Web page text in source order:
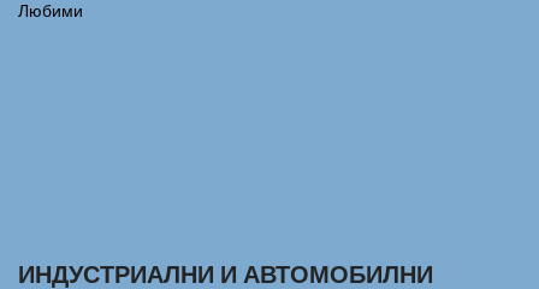
Любими
ИНДУСТРИАЛНИ И АВТОМОБИЛНИ